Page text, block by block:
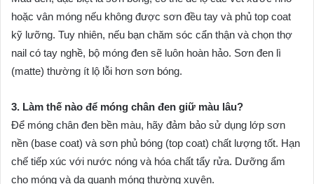
hoặc vân móng nếu không được sơn đều tay và phủ top coat
kỹ lưỡng. Tuy nhiên, nếu bạn chăm sóc cẩn thận và chọn thợ
nail có tay nghề, bộ móng đen sẽ luôn hoàn hảo. Sơn đen lì
(matte) thường ít lộ lỗi hơn sơn bóng.
3. Làm thế nào để móng chân đen giữ màu lâu?
Để móng chân đen bền màu, hãy đảm bảo sử dụng lớp sơn
nền (base coat) và sơn phủ bóng (top coat) chất lượng tốt. Hạn
chế tiếp xúc với nước nóng và hóa chất tẩy rửa. Dưỡng ẩm
cho móng và da quanh móng thường xuyên.